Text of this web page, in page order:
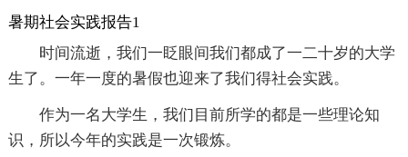
暑期社会实践报告1
时间流逝，我们一眨眼间我们都成了一二十岁的大学
生了。一年一度的暑假也迎来了我们得社会实践。
作为一名大学生，我们目前所学的都是一些理论知
识，所以今年的实践是一次锻炼。